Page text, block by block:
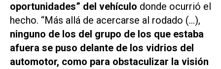
oportunidades” del vehículo donde ocurrió el
hecho. “Más allá de acercarse al rodado (…),
ninguno de los del grupo de los que estaba
afuera se puso delante de los vidrios del
automotor, como para obstaculizar la visión